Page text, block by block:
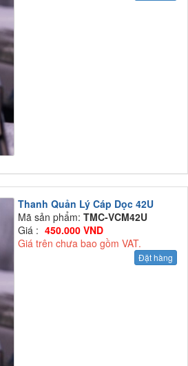
Thanh Quản Lý Cáp Dọc 42U
Mã sản phẩm: TMC-VCM42U
Giá : 450.000 VND
Giá trên chưa bao gồm VAT.
Đặt hàng